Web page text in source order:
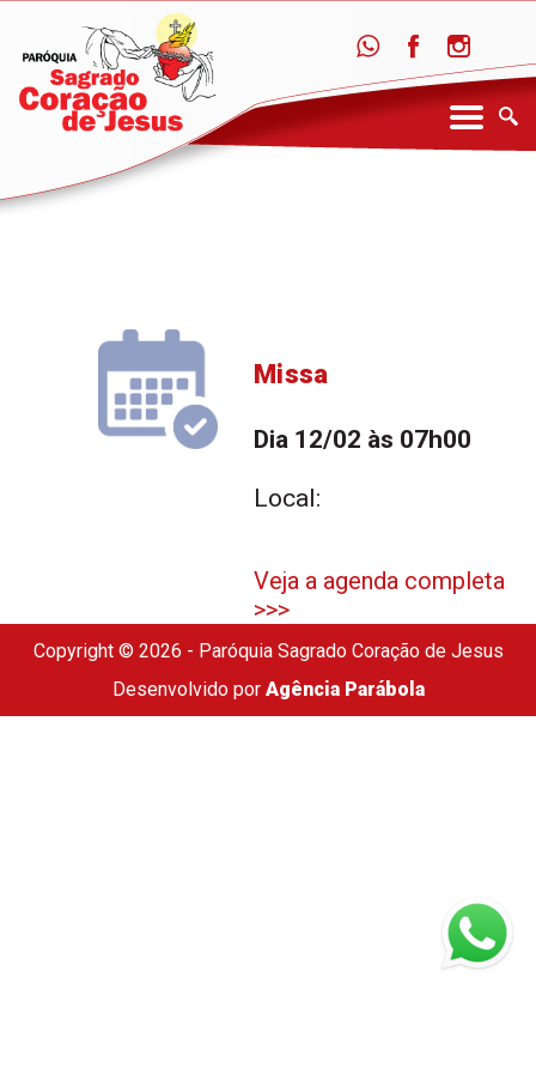
Missa
Dia 12/02 às 07h00
Local:
Veja a agenda completa
>>>
Copyright © 2026 - Paróquia Sagrado Coração de Jesus
Desenvolvido por Agência Parábola